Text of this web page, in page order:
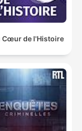
Cœur de l'Histoire